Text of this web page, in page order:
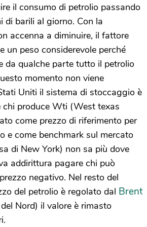
il consumo di petrolio passando
barili al giorno. Con la
accenna a diminuire, il fattore
un peso considerevole perché
da qualche parte tutto il petrolio
momento non viene
Uniti il sistema di stoccaggio è
chi produce Wti (West texas
come prezzo di riferimento per
e come benchmark sul mercato
di New York) non sa più dove
addirittura pagare chi può
negativo. Nel resto del
del petrolio è regolato dal Brent
Nord) il valore è rimasto